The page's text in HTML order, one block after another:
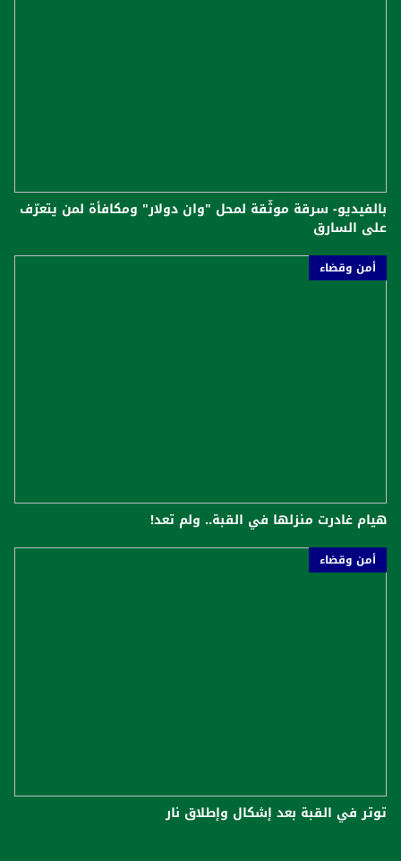
بالفيديو- سرقة موثّقة لمحل "وان دولار" ومكافأة لمن يتعرّف
على السارق
أمن وقضاء
هيام غادرت منزلها في القبة.. ولم تعد!
أمن وقضاء
توتر في القبة بعد إشكال وإطلاق نار